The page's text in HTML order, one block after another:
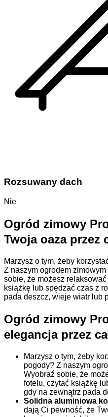
Rozsuwany dach
Nie
Ogród zimowy
Twoja oaza przez
Marzysz o tym, żeby
Z naszym ogrodem
sobie, że możesz
książkę lub spędzać czas z
pada deszcz, wieje wiatr lub
Ogród zimowy
elegancja przez
Marzysz o tym, żeby
pogody? Z naszym
Wyobraź sobie, że
fotelu, czytać książkę
gdy na zewnątrz pada
Solidna aluminiowa
dają Ci pewność, że